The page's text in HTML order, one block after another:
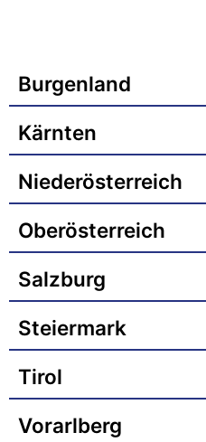
Burgenland
Kärnten
Niederösterreich
Oberösterreich
Salzburg
Steiermark
Tirol
Vorarlberg